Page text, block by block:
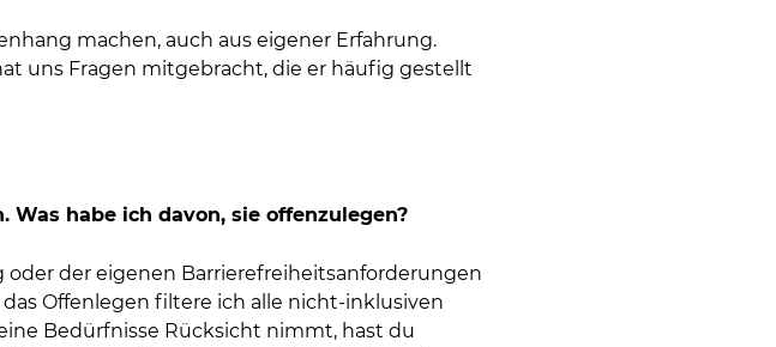
machen, auch aus eigener Erfahrung.
uns Fragen mitgebracht, die er häufig gestellt
habe ich davon, sie offenzulegen?
oder der eigenen Barrierefreiheitsanforderungen
Offenlegen filtere ich alle nicht-inklusiven
Bedürfnisse Rücksicht nimmt, hast du